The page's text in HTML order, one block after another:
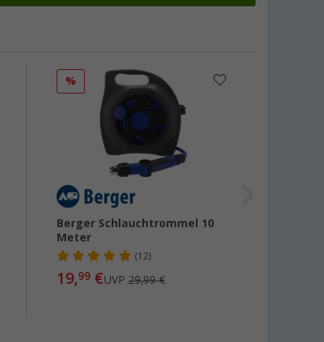
%
Berger Schlauchtrommel 10
Meter
(12)
19,99€UVP 29,99 €